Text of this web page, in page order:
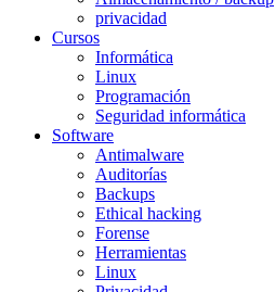
privacidad
Cursos
Informática
Linux
Programación
Seguridad informática
Software
Antimalware
Auditorías
Backups
Ethical hacking
Forense
Herramientas
Linux